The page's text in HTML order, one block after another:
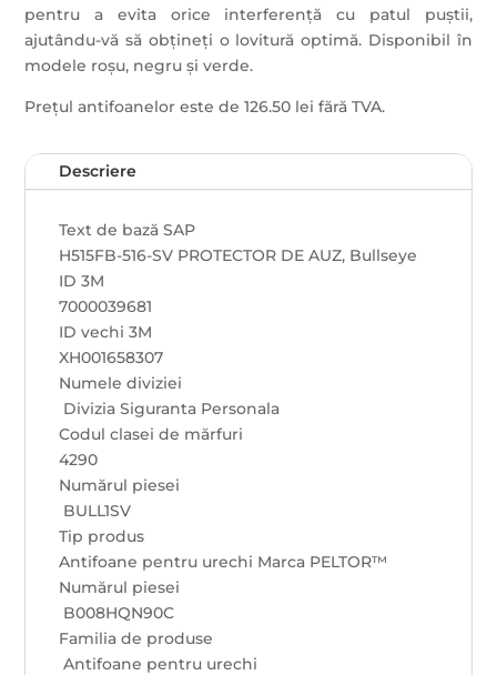
pentru a evita orice interferență cu patul puștii,
ajutându-vă să obțineți o lovitură optimă. Disponibil în
modele roșu, negru și verde.
Prețul antifoanelor este de 126.50 lei fără TVA.
Descriere
Text de bază SAP
H515FB-516-SV PROTECTOR DE AUZ, Bullseye
ID 3M
7000039681
ID vechi 3M
XH001658307
Numele diviziei
Divizia Siguranta Personala
Codul clasei de mărfuri
4290
Numărul piesei
BULL1SV
Tip produs
Antifoane pentru urechi Marca PELTOR™
Numărul piesei
B008HQN90C
Familia de produse
Antifoane pentru urechi